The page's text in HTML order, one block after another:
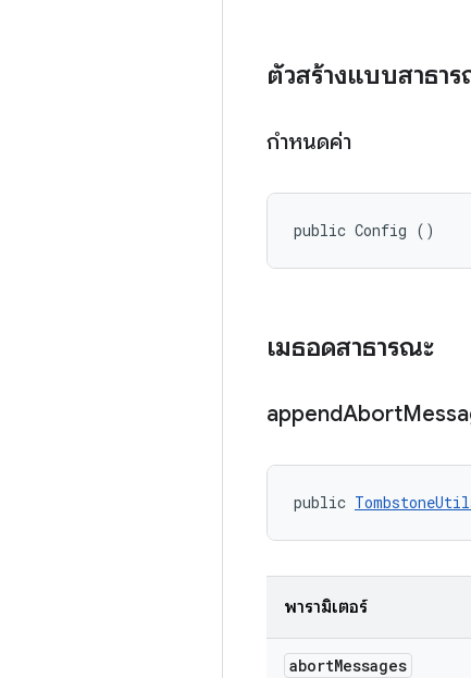
ตัวสร้างแบบสาธา
กำหนดค่า
public Config ()
เมธอดสาธารณะ
appendAbort
public
พารามิเตอร์
abortMessages